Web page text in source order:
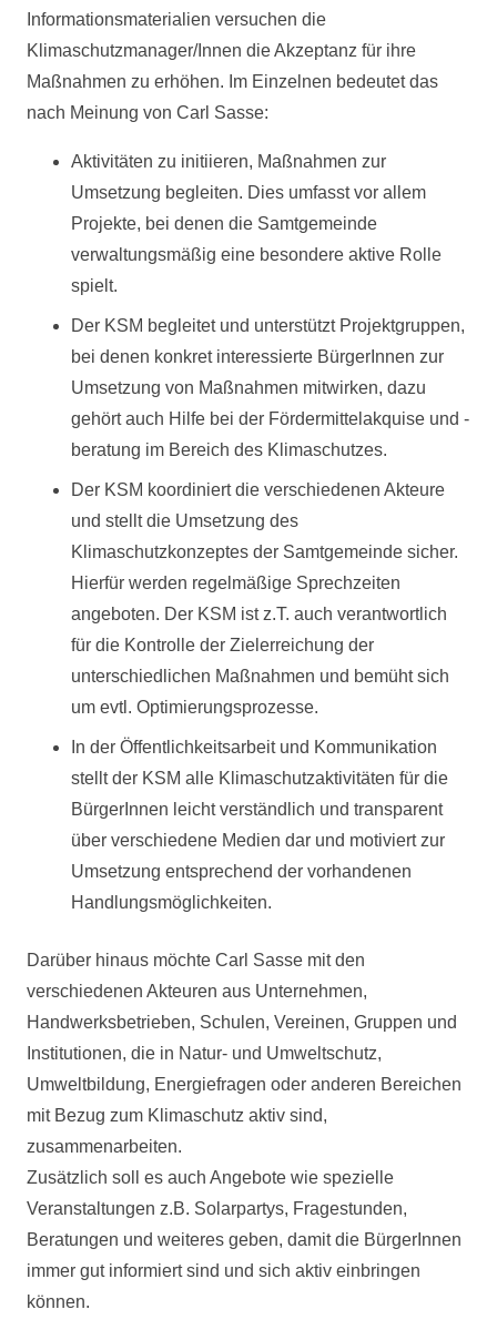
Informationsmaterialien versuchen die
Klimaschutzmanager/Innen die Akzeptanz für ihre
Maßnahmen zu erhöhen. Im Einzelnen bedeutet das
nach Meinung von Carl Sasse:
Aktivitäten zu initiieren, Maßnahmen zur
Umsetzung begleiten. Dies umfasst vor allem
Projekte, bei denen die Samtgemeinde
verwaltungsmäßig eine besondere aktive Rolle
spielt.
Der KSM begleitet und unterstützt Projektgruppen,
bei denen konkret interessierte BürgerInnen zur
Umsetzung von Maßnahmen mitwirken, dazu
gehört auch Hilfe bei der Fördermittelakquise und -
beratung im Bereich des Klimaschutzes.
Der KSM koordiniert die verschiedenen Akteure
und stellt die Umsetzung des
Klimaschutzkonzeptes der Samtgemeinde sicher.
Hierfür werden regelmäßige Sprechzeiten
angeboten. Der KSM ist z.T. auch verantwortlich
für die Kontrolle der Zielerreichung der
unterschiedlichen Maßnahmen und bemüht sich
um evtl. Optimierungsprozesse.
In der Öffentlichkeitsarbeit und Kommunikation
stellt der KSM alle Klimaschutzaktivitäten für die
BürgerInnen leicht verständlich und transparent
über verschiedene Medien dar und motiviert zur
Umsetzung entsprechend der vorhandenen
Handlungsmöglichkeiten.
Darüber hinaus möchte Carl Sasse mit den
verschiedenen Akteuren aus Unternehmen,
Handwerksbetrieben, Schulen, Vereinen, Gruppen und
Institutionen, die in Natur- und Umweltschutz,
Umweltbildung, Energiefragen oder anderen Bereichen
mit Bezug zum Klimaschutz aktiv sind,
zusammenarbeiten.
Zusätzlich soll es auch Angebote wie spezielle
Veranstaltungen z.B. Solarpartys, Fragestunden,
Beratungen und weiteres geben, damit die BürgerInnen
immer gut informiert sind und sich aktiv einbringen
können.